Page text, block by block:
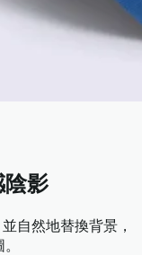
陰影
自然地替換背景，